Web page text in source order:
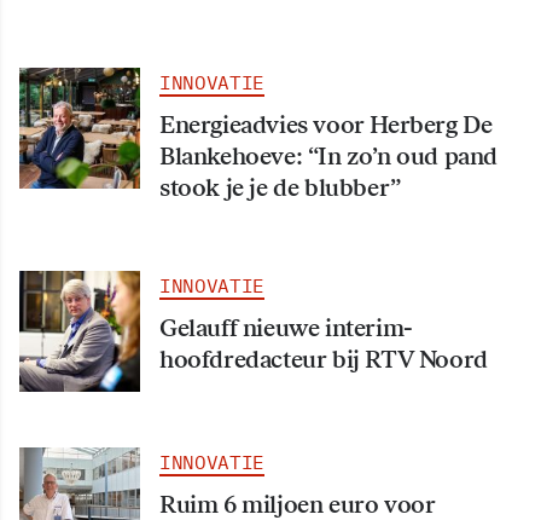
INNOVATIE
Energieadvies voor Herberg De
Blankehoeve: “In zo’n oud pand
stook je je de blubber”
INNOVATIE
Gelauff nieuwe interim-
hoofdredacteur bij RTV Noord
INNOVATIE
Ruim 6 miljoen euro voor